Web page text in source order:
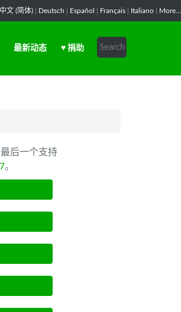
中文 (简体) Deutsch Español Français Italiano More...
最新动态 ♥ 捐助
后一个支持
。